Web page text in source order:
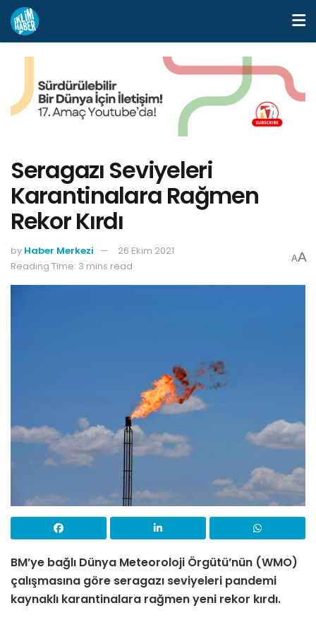
Seragazı Seviyeleri
Karantinalara Rağmen
Rekor Kırdı
by Haber Merkezi
26 Ekim 2021
Reading Time: 3 mins read
AA
BM’ye bağlı Dünya Meteoroloji Örgütü’nün (WMO)
çalışmasına göre seragazı seviyeleri pandemi
kaynaklı karantinalara rağmen yeni rekor kırdı.